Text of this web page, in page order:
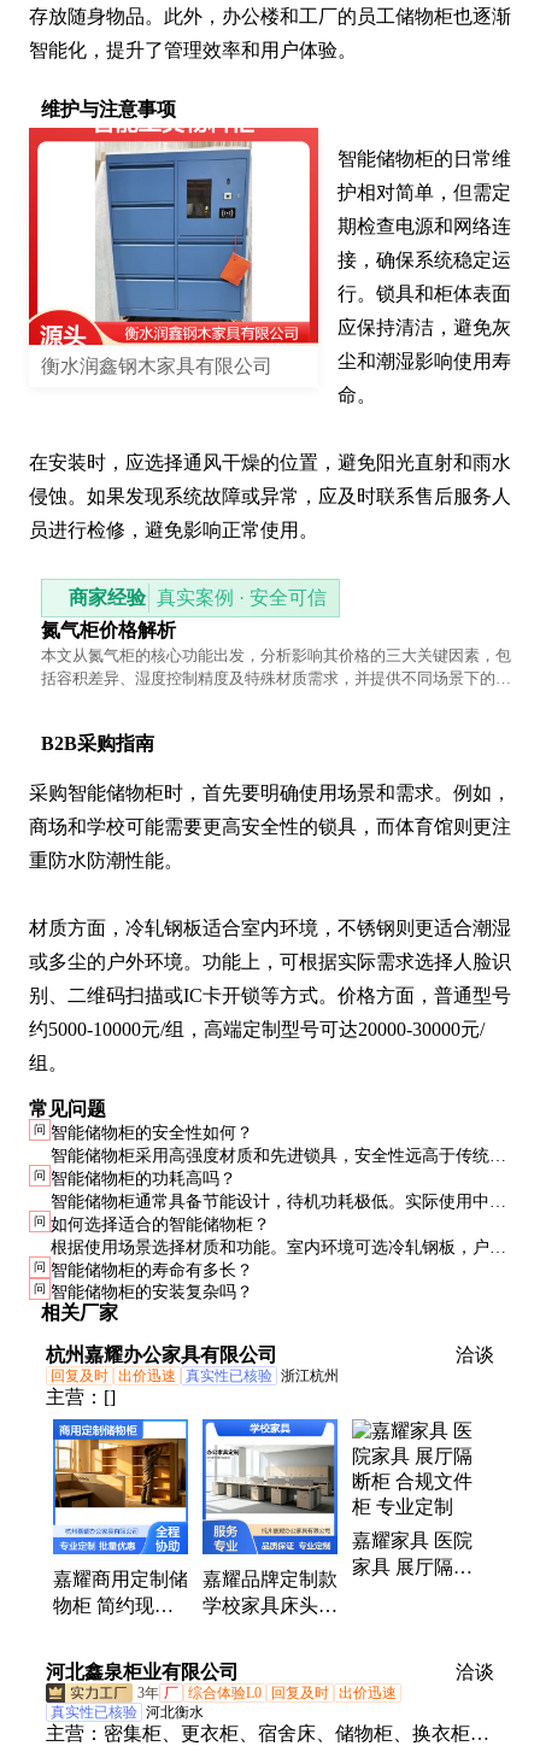
存放随身物品。此外，办公楼和工厂的员工储物柜也逐渐
智能化，提升了管理效率和用户体验。
维护与注意事项
衡水润鑫钢木家具有限公司
智能储物柜的日常维
护相对简单，但需定
期检查电源和网络连
接，确保系统稳定运
行。锁具和柜体表面
应保持清洁，避免灰
尘和潮湿影响使用寿
命。
在安装时，应选择通风干燥的位置，避免阳光直射和雨水
侵蚀。如果发现系统故障或异常，应及时联系售后服务人
员进行检修，避免影响正常使用。
商家经验 真实案例 · 安全可信
氮气柜价格解析
本文从氮气柜的核心功能出发，分析影响其价格的三大关键因素，包
括容积差异、湿度控制精度及特殊材质需求，并提供不同场景下的选
B2B采购指南
采购智能储物柜时，首先要明确使用场景和需求。例如，
商场和学校可能需要更高安全性的锁具，而体育馆则更注
重防水防潮性能。
材质方面，冷轧钢板适合室内环境，不锈钢则更适合潮湿
或多尘的户外环境。功能上，可根据实际需求选择人脸识
别、二维码扫描或IC卡开锁等方式。价格方面，普通型号
约5000-10000元/组，高端定制型号可达20000-30000元/
组。
常见问题
问 智能储物柜的安全性如何？
智能储物柜采用高强度材质和先进锁具，安全性远高于传统储
物柜。多种开锁方式和远程监控功能进一步提升了安全性。
问 智能储物柜的功耗高吗？
智能储物柜通常具备节能设计，待机功耗极低。实际使用中，
一组储物柜的月耗电量约在5-10度左右。
问 如何选择适合的智能储物柜？
根据使用场景选择材质和功能。室内环境可选冷轧钢板，户外
环境建议不锈钢。功能上可根据实际需求选择开锁方式和管理
系统。
问 智能储物柜的寿命有多长？
问 智能储物柜的安装复杂吗？
相关厂家
杭州嘉耀办公家具有限公司 洽谈
回复及时 出价迅速 真实性已核验 浙江杭州
主营： []
嘉耀商用定制储
物柜 简约现代
五至八
嘉耀品牌定制款
学校家具床头柜
嘉耀家具 医院
家具 展厅隔断
河北鑫泉柜业有限公司 洽谈
3年 厂 综合体验L0 回复及时 出价迅速
真实性已核验 河北衡水
主营： 密集柜、更衣柜、宿舍床、储物柜、换衣柜、